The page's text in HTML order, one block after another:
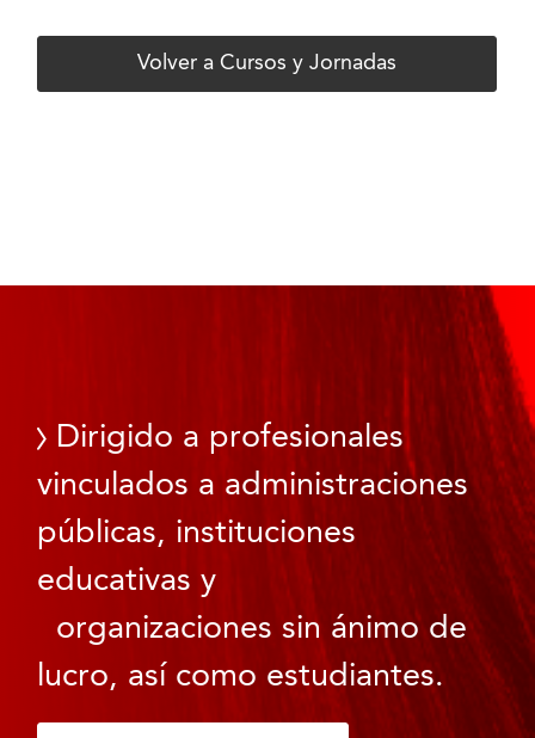
Volver a Cursos y Jornadas
Dirigido a profesionales
vinculados a administraciones
públicas, instituciones
educativas y
organizaciones sin ánimo de
lucro, así como estudiantes.